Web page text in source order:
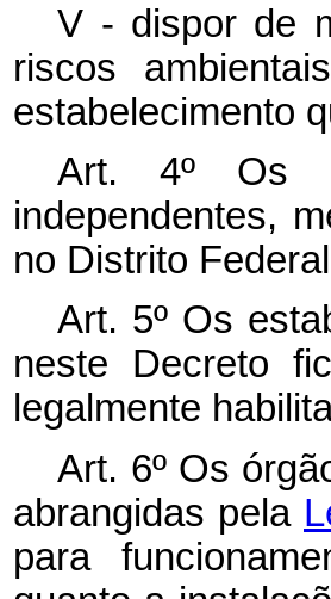
V - dispor de
riscos
estabelecimento
Art. 4º Os
independentes,
no Distrito
Art. 5º Os
neste Decreto
legalmente
Art. 6º Os
abrangidas pela
para